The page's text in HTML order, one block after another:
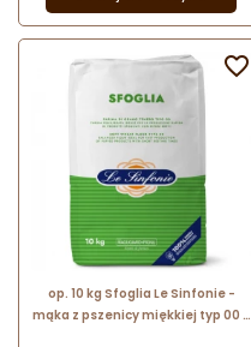
op. 10 kg Sfoglia Le Sinfonie -
mąka z pszenicy miękkiej typ 00 -
